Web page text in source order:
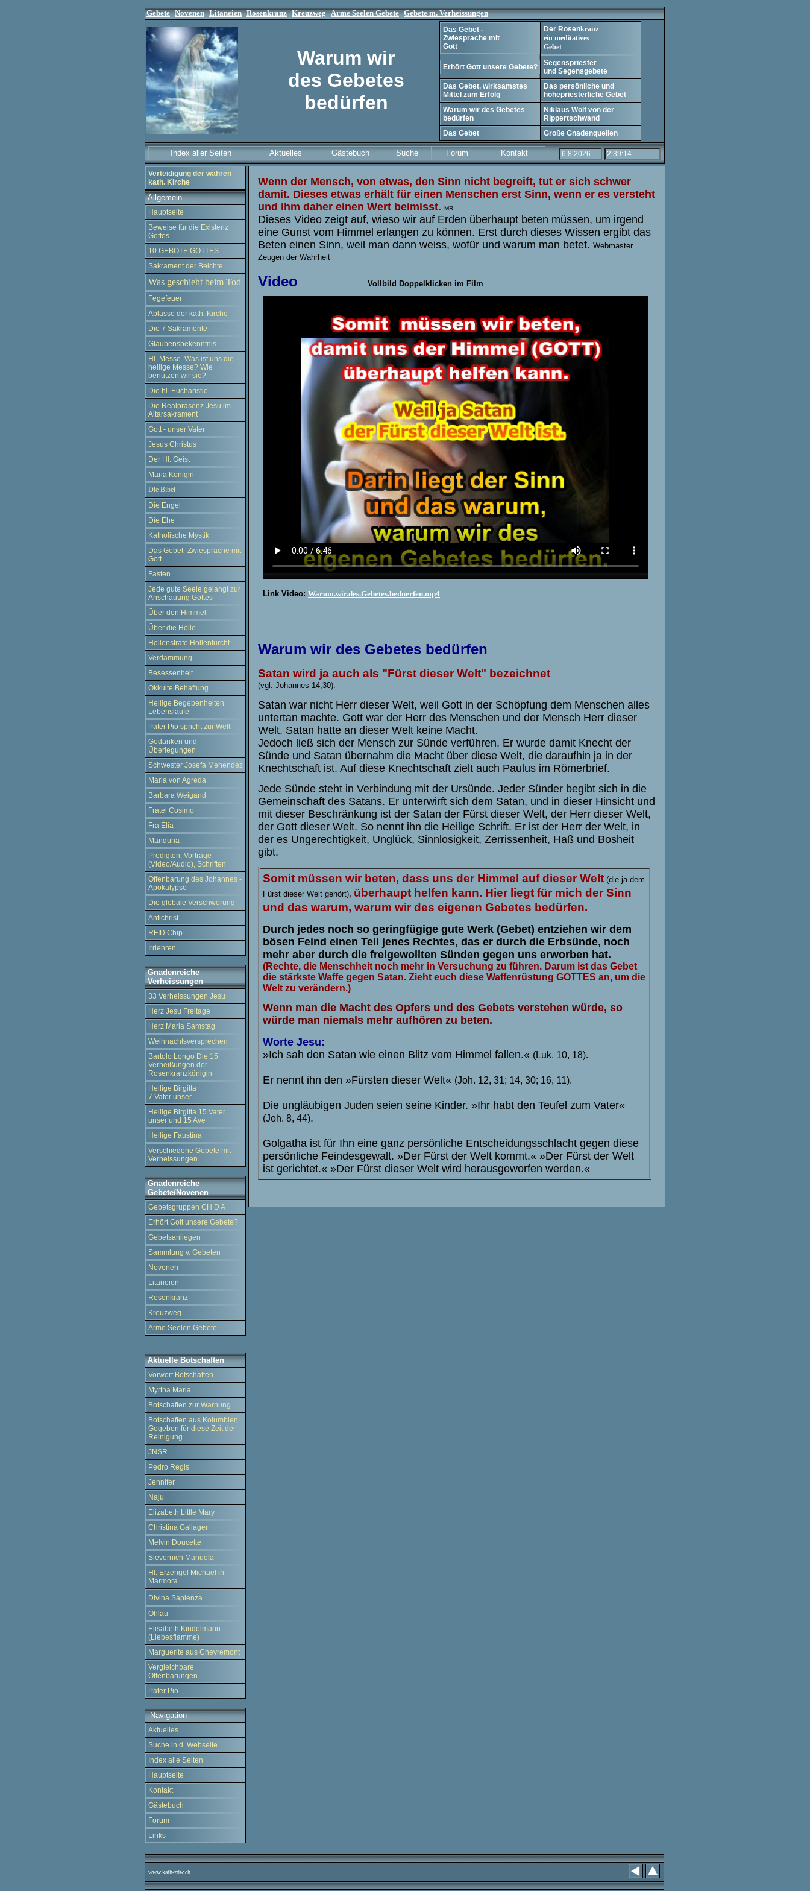
Gebete Novenen Litaneien Rosenkranz Kreuzweg Arme Seelen Gebete Gebete m. Verheissungen
Warum wir
des Gebetes
bedürfen
Das Gebet -
Zwiesprache mit
Gott
Der Rosenkranz -
ein meditatives
Gebet
Erhört Gott unsere Gebete?
Segenspriester
und Segensgebete
Das Gebet, wirksamstes
Mittel zum Erfolg
Das persönliche und
hohepriesterliche Gebet
Warum wir des Gebetes
bedürfen
Niklaus Wolf von der
Rippertschwand
Das Gebet
Große Gnadenquellen
Index aller Seiten Aktuelles Gästebuch Suche Forum Kontakt
Verteidigung der wahren
kath. Kirche
Allgemein
Hauptseite
Beweise für die Existenz
Gottes
10 GEBOTE GOTTES
Sakrament der Beichte
Was geschieht beim Tod
Fegefeuer
Ablässe der kath. Kirche
Die 7 Sakramente
Glaubensbekenntnis
Hl. Messe. Was ist uns die
heilige Messe? Wie
benützen wir sie?
Die hl. Eucharistie
Die Realpräsenz Jesu im
Altarsakrament
Gott - unser Vater
Jesus Christus
Der Hl. Geist
Maria Königin
Die Bibel
Die Engel
Die Ehe
Katholische Mystik
Das Gebet -Zwiesprache mit
Gott
Fasten
Jede gute Seele gelangt zur
Anschauung Gottes
Über den Himmel
Über die Hölle
Höllenstrafe Höllenfurcht
Verdammung
Besessenheit
Okkulte Behaftung
Heilige Begebenheiten
Lebensläufe
Pater Pio spricht zur Welt
Gedanken und
Überlegungen
Schwester Josefa Menendez
Maria von Agreda
Barbara Weigand
Fratel Cosimo
Fra Elia
Manduria
Predigten, Vorträge
(Video/Audio), Schriften
Offenbarung des Johannes -
Apokalypse
Die globale Verschwörung
Antichrist
RFID Chip
Irrlehren
Gnadenreiche
Verheissungen
33 Verheissungen Jesu
Herz Jesu Freitage
Herz Maria Samstag
Weihnachtsversprechen
Bartolo Longo Die 15
Verheißungen der
Rosenkranzkönigin
Heilige Birgitta
7 Vater unser
Heilige Birgitta 15 Vater
unser und 15 Ave
Heilige Faustina
Verschiedene Gebete mit
Verheissungen
Gnadenreiche
Gebete/Novenen
Gebetsgruppen CH D A
Erhört Gott unsere Gebete?
Gebetsanliegen
Sammlung v. Gebeten
Novenen
Litaneien
Rosenkranz
Kreuzweg
Arme Seelen Gebete
Aktuelle Botschaften
Vorwort Botschaften
Myrtha Maria
Botschaften zur Warnung
Botschaften aus Kolumbien.
Gegeben für diese Zeit der
Reinigung
JNSR
Pedro Regis
Jennifer
Naju
Elizabeth Little Mary
Christina Gallager
Melvin Doucette
Sievernich Manuela
Hl. Erzengel Michael in
Marmora
Divina Sapienza
Ohlau
Elisabeth Kindelmann
(Liebesflamme)
Marguerite aus Chevremont
Vergleichbare
Offenbarungen
Pater Pio
Navigation
Aktuelles
Suche in d. Webseite
Index alle Seiten
Hauptseite
Kontakt
Gästebuch
Forum
Links
Wenn der Mensch, von etwas, den Sinn nicht begreift, tut er sich schwer
damit. Dieses etwas erhält für einen Menschen erst Sinn, wenn er es versteht
und ihm daher einen Wert beimisst. MR
Dieses Video zeigt auf, wieso wir auf Erden überhaupt beten müssen, um irgend
eine Gunst vom Himmel erlangen zu können. Erst durch dieses Wissen ergibt das
Beten einen Sinn, weil man dann weiss, wofür und warum man betet. Webmaster
Zeugen der Wahrheit
Video Vollbild Doppelklicken im Film
Link Video: Warum.wir.des.Gebetes.beduerfen.mp4
Warum wir des Gebetes bedürfen
Satan wird ja auch als "Fürst dieser Welt" bezeichnet
(vgl. Johannes 14,30).
Satan war nicht Herr dieser Welt, weil Gott in der Schöpfung dem Menschen alles
untertan machte. Gott war der Herr des Menschen und der Mensch Herr dieser
Welt. Satan hatte an dieser Welt keine Macht.
Jedoch ließ sich der Mensch zur Sünde verführen. Er wurde damit Knecht der
Sünde und Satan übernahm die Macht über diese Welt, die daraufhin ja in der
Knechtschaft ist. Auf diese Knechtschaft zielt auch Paulus im Römerbrief.
Jede Sünde steht in Verbindung mit der Ursünde. Jeder Sünder begibt sich in die
Gemeinschaft des Satans. Er unterwirft sich dem Satan, und in dieser Hinsicht und
mit dieser Beschränkung ist der Satan der Fürst dieser Welt, der Herr dieser Welt,
der Gott dieser Welt. So nennt ihn die Heilige Schrift. Er ist der Herr der Welt, in
der es Ungerechtigkeit, Unglück, Sinnlosigkeit, Zerrissenheit, Haß und Bosheit
gibt.
Somit müssen wir beten, dass uns der Himmel auf dieser Welt (die ja dem
Fürst dieser Welt gehört), überhaupt helfen kann. Hier liegt für mich der Sinn
und das warum, warum wir des eigenen Gebetes bedürfen.
Durch jedes noch so geringfügige gute Werk (Gebet) entziehen wir dem
bösen Feind einen Teil jenes Rechtes, das er durch die Erbsünde, noch
mehr aber durch die freigewollten Sünden gegen uns erworben hat.
(Rechte, die Menschheit noch mehr in Versuchung zu führen. Darum ist das Gebet
die stärkste Waffe gegen Satan. Zieht euch diese Waffenrüstung GOTTES an, um die
Welt zu verändern.)
Wenn man die Macht des Opfers und des Gebets verstehen würde, so
würde man niemals mehr aufhören zu beten.
Worte Jesu:
»Ich sah den Satan wie einen Blitz vom Himmel fallen.« (Luk. 10, 18).
Er nennt ihn den »Fürsten dieser Welt« (Joh. 12, 31; 14, 30; 16, 11).
Die ungläubigen Juden seien seine Kindеr. »Ihr habt den Teufel zum Vater«
(Joh. 8, 44).
Golgatha ist für Ihn eine ganz persönliche Entscheidungsschlacht gegen diese
persönliche Feindesgewalt. »Der Fürst der Welt kommt.« »Der Fürst der Welt
ist gerichtet.« »Der Fürst dieser Welt wird herausgeworfen werden.«
www.kath-zdw.ch